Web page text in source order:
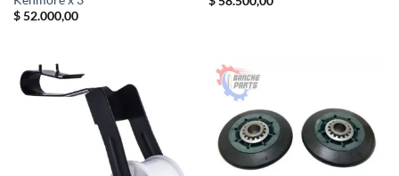
$52.000,00